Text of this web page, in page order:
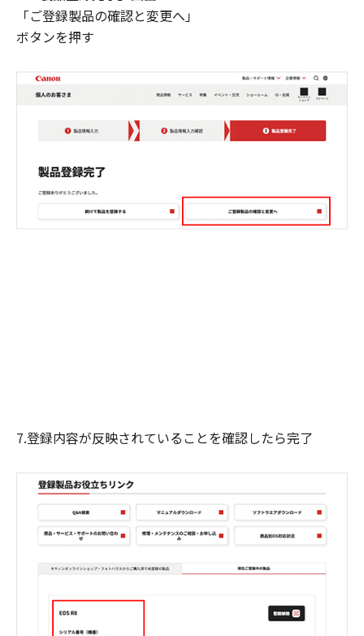
「ご登録製品の確認と変更へ」
ボタンを押す
7.登録内容が反映されていることを確認したら完了